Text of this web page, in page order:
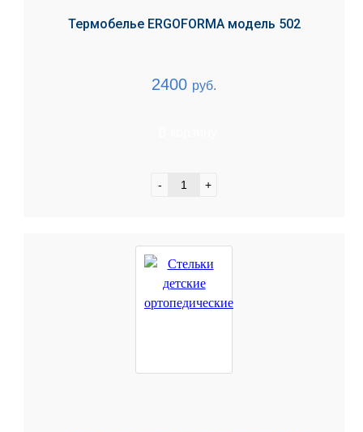
Термобелье ERGOFORMA модель 502
2400 руб.
- +